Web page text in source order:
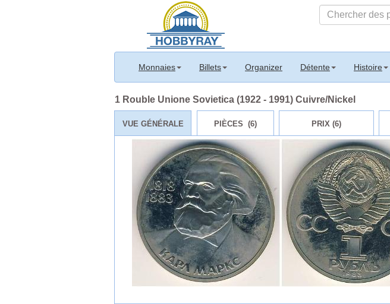
Monnaies Billets Organizer Détente Histoire
1 Rouble Unione Sovietica (1922 - 1991) Cuivre/Nickel
VUE GÉNÉRALE PIÈCES (6) PRIX (6)